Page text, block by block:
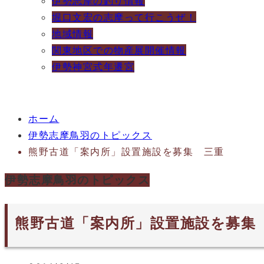
堀口文宏の志摩って行こうぜ！
地域情報
関東地区での物産展開催情報
伊勢神宮式年遷宮
ホーム
伊勢志摩鳥羽のトピックス
熊野古道「案内所」設置施設を募集 三重
伊勢志摩鳥羽のトピックス
熊野古道「案内所」設置施設を募